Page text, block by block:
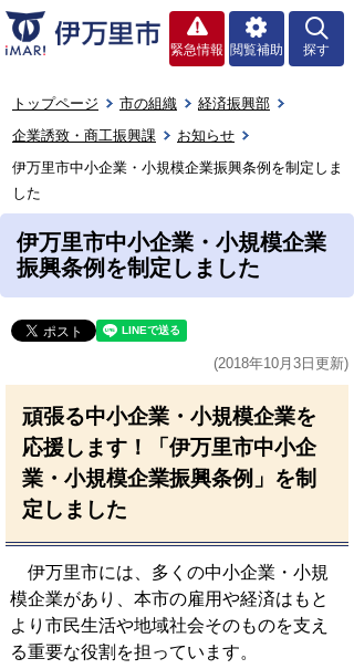
緊急情報 閲覧補助 探す
トップページ 市の組織
経済振興部
企業誘致・商工振興課
お知らせ
伊万里市中小企業・小規模企業振興条例を制定しま
した
伊万里市中小企業・小規模企業
振興条例を制定しました
(2018年10月3日更新)
頑張る中小企業・小規模企業を
応援します！「伊万里市中小企
業・小規模企業振興条例」を制
定しました
伊万里市には、多くの中小企業・小規
模企業があり、本市の雇用や経済はもと
より市民生活や地域社会そのものを支え
る重要な役割を担っています。